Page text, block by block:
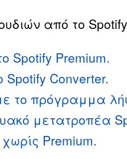
από το
Spotify Premium.
Converter.
το πρόγραμμα
μετατροπέα
Premium.